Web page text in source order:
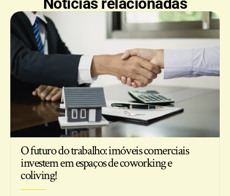
O futuro do trabalho: imóveis comerciais
investem em espaços de coworking e
coliving!